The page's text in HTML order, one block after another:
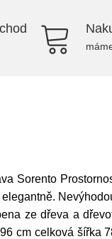
Sorento
ze dřeva a
cm celková šířka